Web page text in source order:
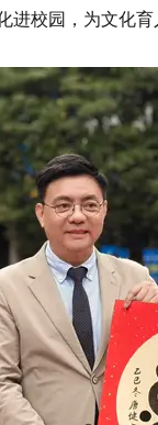
进校园，为文化